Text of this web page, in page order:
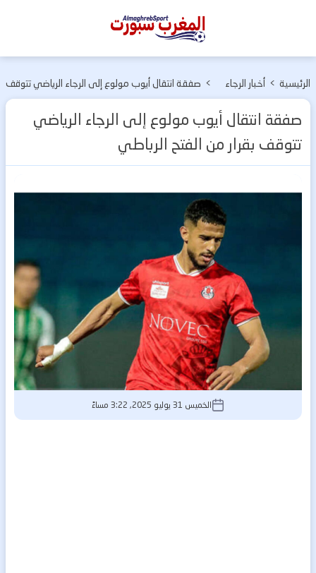
المغرب
الرئيسية > أخبار الرجاء
> صفقة انتقال أيوب مولوع إلى الرجاء الرياضي تتوقف
صفقة انتقال أيوب مولوع إلى الرجاء الرياضي
تتوقف بقرار من الفتح الرباطي
الخميس 31 يوليو 2025, 3:22 مساءً